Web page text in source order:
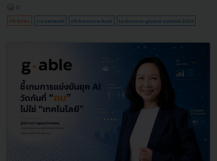
0
PR News six-network nft-treasure-hunt techsauce-global-summit-2026